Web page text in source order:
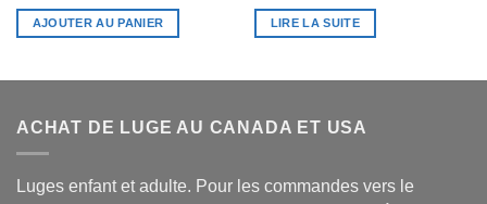
AJOUTER AU PANIER LIRE LA SUITE
ACHAT DE LUGE AU CANADA ET USA
Luges enfant et adulte. Pour les commandes vers le